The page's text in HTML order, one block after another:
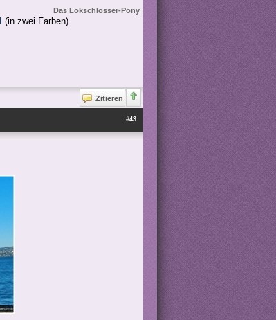
Das Lokschlosser-Pony
(in zwei Farben)
Zitieren
#43